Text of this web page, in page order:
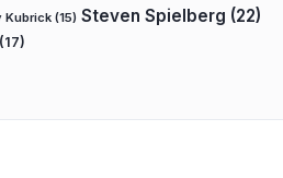
Kubrick (15) Steven Spielberg (22)
(17)